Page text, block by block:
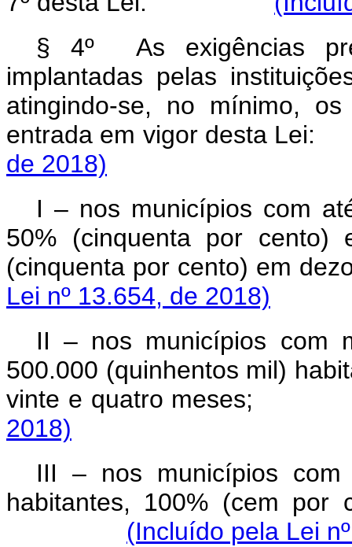
§ 4º As exigências
implantadas pelas
atingindo-se, no mínimo,
entrada em vigor desta Lei:
de 2018)
I – nos municípios com
50% (cinquenta por
(cinquenta por cento) em
Lei nº 13.654, de 2018)
II – nos municípios com
500.000 (quinhentos mil)
vinte e quatro meses;
2018)
III – nos municípios
habitantes, 100% (cem
(Incluído pela Lei